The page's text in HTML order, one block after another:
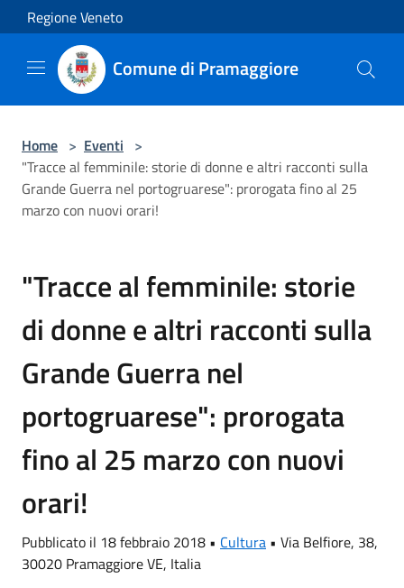
Salta al contenuto principale
Regione Veneto
Comune di Pramaggiore
Home > Eventi >
"Tracce al femminile: storie di donne e altri racconti sulla
Grande Guerra nel portogruarese": prorogata fino al 25
marzo con nuovi orari!
"Tracce al femminile: storie
di donne e altri racconti sulla
Grande Guerra nel
portogruarese": prorogata
fino al 25 marzo con nuovi
orari!
Pubblicato il 18 febbraio 2018 • Cultura • Via Belfiore, 38,
30020 Pramaggiore VE, Italia